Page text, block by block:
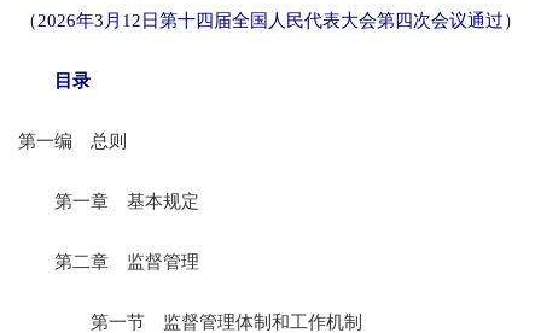
（2026年3月12日第十四届全国人民代表大会第四次会议通过）
目录
第一编 总则
第一章 基本规定
第二章 监督管理
第一节 监督管理体制和工作机制